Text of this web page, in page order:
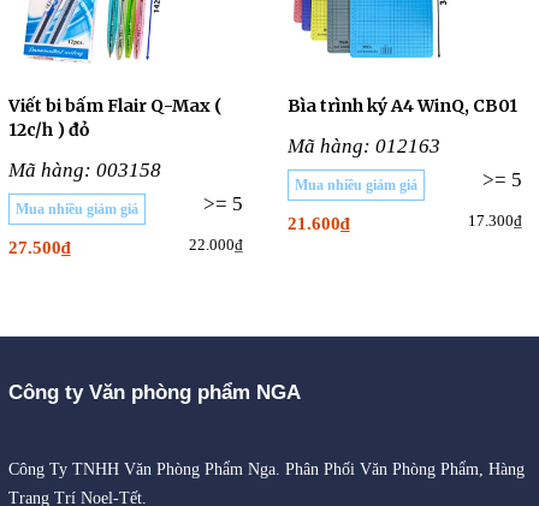
Viết bi bấm Flair Q-Max (
12c/h ) đỏ
Mã hàng: 003158
>= 5
Mua nhiều giảm giá
27.500₫ 22.000₫
Bìa trình ký A4 WinQ, CB01
Mã hàng: 012163
>= 5
Mua nhiều giảm giá
21.600₫ 17.300₫
Công ty Văn phòng phẩm NGA
Công Ty TNHH Văn Phòng Phẩm Nga. Phân Phối Văn Phòng Phẩm, Hàng
Trang Trí Noel-Tết.